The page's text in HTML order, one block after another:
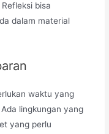
bisa
dalam material
waktu yang
lingkungan yang
yang perlu